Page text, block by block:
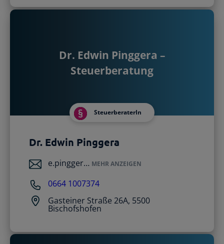
Dr. Edwin Pinggera –
Steuerberatung
SteuerberaterIn
Dr. Edwin Pinggera
e.pingger… MEHR ANZEIGEN
0664 1007374
Gasteiner Straße 26A, 5500
Bischofshofen